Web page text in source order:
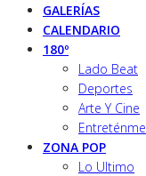
GALERÍAS
CALENDARIO
180º
Lado Beat
Deportes
Arte Y Cine
Entreténme
ZONA POP
Lo Ultimo